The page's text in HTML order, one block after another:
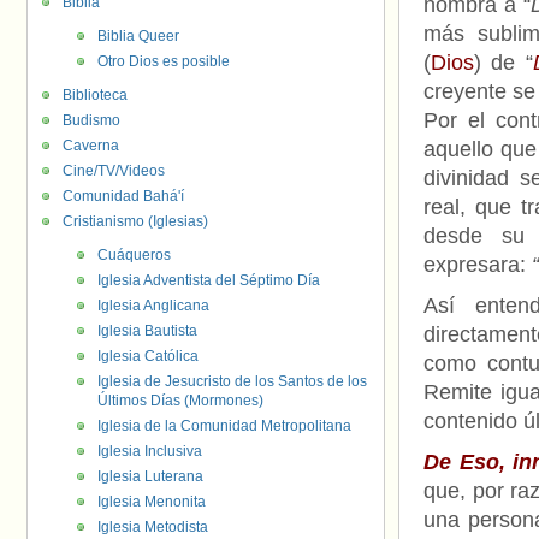
nombra a “
más
(Dios) de “
creyente
Por el
aquello
divinidad
real, que
desde su
expresara: “
Así
como
Remite
contenido
De Eso,
que, por
una
Biblia Queer
Otro Dios es posible
Biblioteca
Budismo
Caverna
Cine/TV/Videos
Comunidad Bahá'í
Cristianismo (Iglesias)
Cuáqueros
Iglesia Adventista del Séptimo Día
Iglesia Anglicana
Iglesia Bautista
Iglesia Católica
Iglesia de Jesucristo de los Santos de los
Últimos Días (Mormones)
Iglesia de la Comunidad Metropolitana
Iglesia Inclusiva
Iglesia Luterana
Iglesia Menonita
Iglesia Metodista